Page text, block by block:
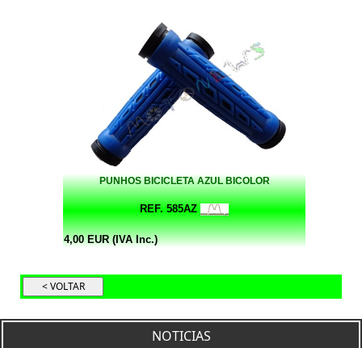
PUNHOS BICICLETA AZUL BICOLOR
REF. 585AZ
4,00 EUR (IVA Inc.)
NOTICIAS